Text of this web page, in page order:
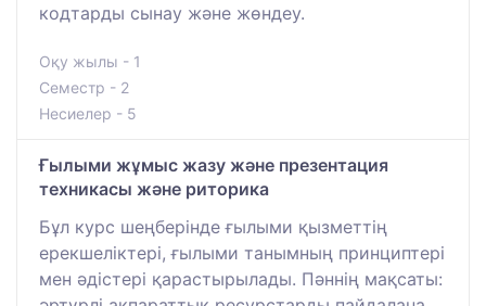
кодтарды сынау және жөндеу.
Оқу жылы - 1
Семестр - 2
Несиелер - 5
Ғылыми жұмыс жазу және презентация
техникасы және риторика
Бұл курс шеңберінде ғылыми қызметтің
ерекшеліктері, ғылыми танымның принциптері
мен әдістері қарастырылады. Пәннің мақсаты: